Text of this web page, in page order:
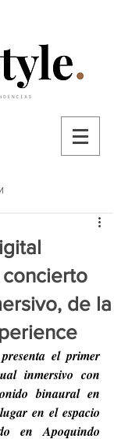
concierto
de la
el primer
inmersivo con
binaural en
en el espacio
en Apoquindo